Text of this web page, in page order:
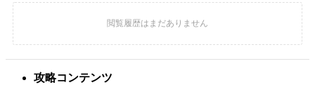
攻略コンテンツ